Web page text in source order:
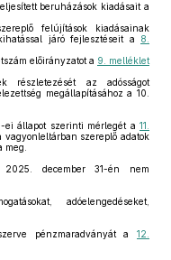
beruházások kiadásait a
felújítások kiadásainak
járó fejlesztéseit a 8.
előirányzatot a 9. melléklet
részletezését az adósságot
megállapításához a 10.
ei állapot szerinti mérlegét a 11.
szereplő adatok
december 31-én nem
adóelengedéseket,
pénzmaradványát a 12.